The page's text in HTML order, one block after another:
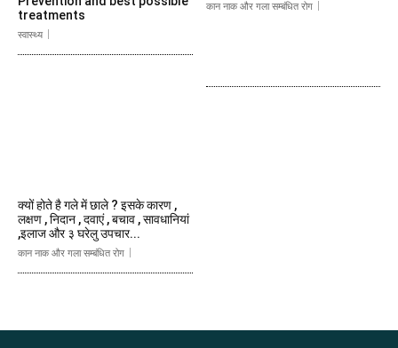
treatments
स्वास्थ्य
कान नाक और गला सम्बंधित रोग
क्यों होते है गले में छाले ? इसके कारण ,
लक्षण , निदान , दवाएं , बचाव , सावधानियां
,इलाज और ३ घरेलु उपचार...
कान नाक और गला सम्बंधित रोग